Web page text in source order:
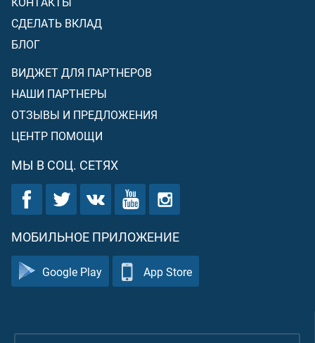
СДЕЛАТЬ ВКЛАД
БЛОГ
ВИДЖЕТ ДЛЯ ПАРТНЕРОВ
НАШИ ПАРТНЕРЫ
ОТЗЫВЫ И ПРЕДЛОЖЕНИЯ
ЦЕНТР ПОМОЩИ
МЫ В СОЦ. СЕТЯХ
МОБИЛЬНОЕ ПРИЛОЖЕНИЕ
Google Play App Store